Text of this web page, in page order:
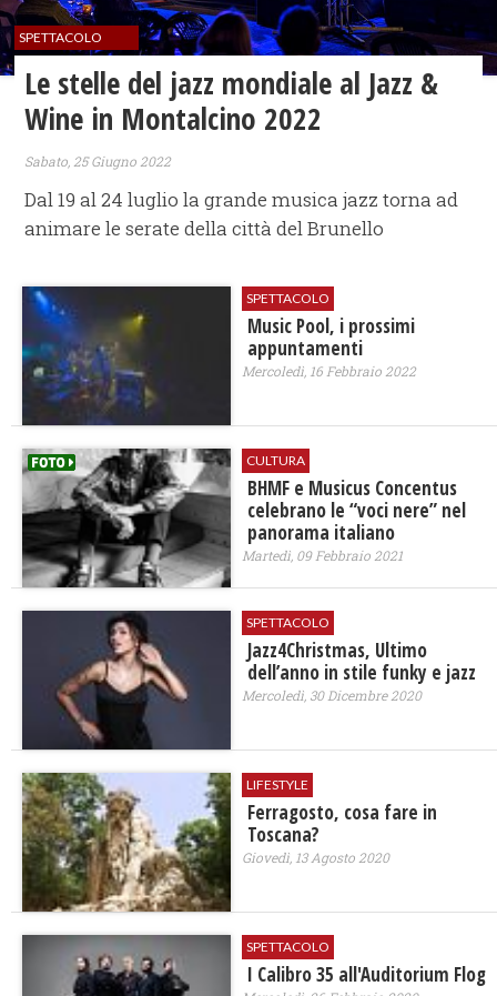
SPETTACOLO
Le stelle del jazz mondiale al Jazz &
Wine in Montalcino 2022
Sabato, 25 Giugno 2022
Dal 19 al 24 luglio la grande musica jazz torna ad
animare le serate della città del Brunello
SPETTACOLO
Music Pool, i prossimi
appuntamenti
Mercoledì, 16 Febbraio 2022
CULTURA
BHMF e Musicus Concentus
celebrano le “voci nere” nel
panorama italiano
Martedì, 09 Febbraio 2021
SPETTACOLO
Jazz4Christmas, Ultimo
dell’anno in stile funky e jazz
Mercoledì, 30 Dicembre 2020
LIFESTYLE
Ferragosto, cosa fare in
Toscana?
Giovedì, 13 Agosto 2020
SPETTACOLO
I Calibro 35 all'Auditorium Flog